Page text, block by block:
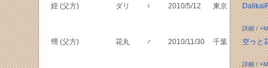
姪 (父方) ダリ ♀ 2010/5/12 東京
詳細/
甥 (父方) 花丸 ♂ 2010/11/30 千葉 空ゥと
詳細/